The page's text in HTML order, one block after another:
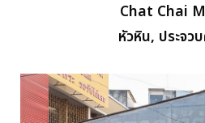
Chat Chai
หัวหิน, ประจว